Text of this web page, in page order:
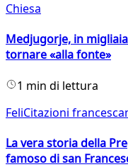
Chiesa
Medjugorje, in
tornare «alla fonte»
1 min di lettura
FeliCitazioni
La vera storia della
famoso di san